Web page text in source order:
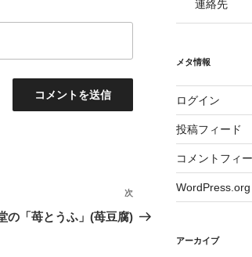
次
の
次
の「苺とうふ」(苺豆腐)
連絡先
メタ情報
ログイン
投稿フィード
コメントフィ
WordPress.org
アーカイブ